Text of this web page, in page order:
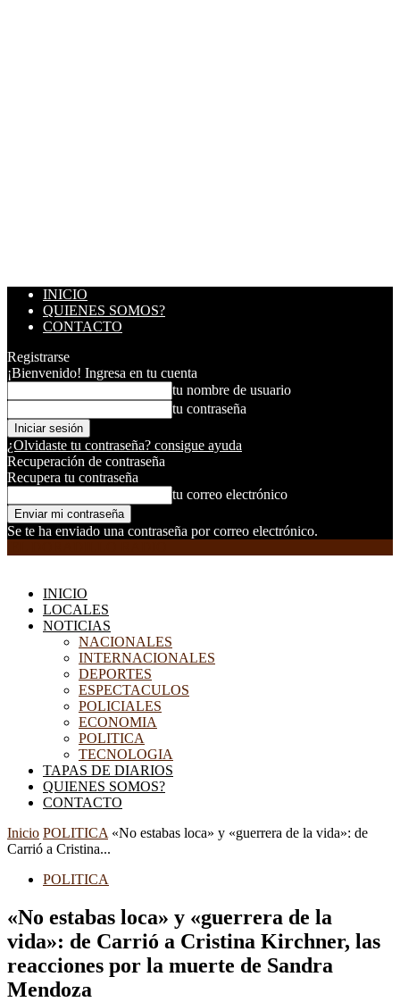
INICIO
QUIENES SOMOS?
CONTACTO
Registrarse
¡Bienvenido! Ingresa en tu cuenta
tu nombre de usuario
tu contraseña
¿Olvidaste tu contraseña? consigue ayuda
Recuperación de contraseña
Recupera tu contraseña
tu correo electrónico
Se te ha enviado una contraseña por correo electrónico.
INICIO
LOCALES
NOTICIAS
NACIONALES
INTERNACIONALES
DEPORTES
ESPECTACULOS
POLICIALES
ECONOMIA
POLITICA
TECNOLOGIA
TAPAS DE DIARIOS
QUIENES SOMOS?
CONTACTO
Inicio POLITICA «No estabas loca» y «guerrera de la vida»: de
Carrió a Cristina...
POLITICA
«No estabas loca» y «guerrera de la
vida»: de Carrió a Cristina Kirchner, las
reacciones por la muerte de Sandra
Mendoza